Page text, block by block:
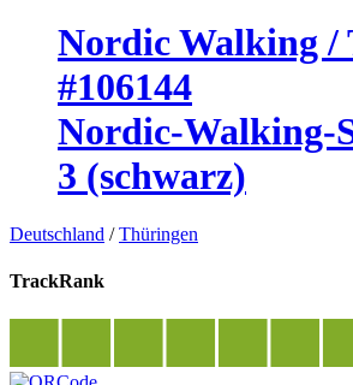
Nordic Walking /
#106144
Nordic-Walking-
3 (schwarz)
Deutschland /Thüringen
TrackRank